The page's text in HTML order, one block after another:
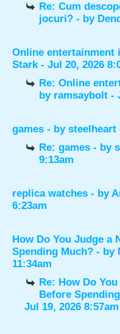
Re: Cum
jocuri? - by
Online entertainment
Stark- Jul 20, 2026
Re: Online
by ramsaybolt -
games - by steelheart
Re: games - by
9:13am
replica watches - by
6:23am
How Do You Judge a
Spending Much? - by
11:34am
Re: How Do
Before
Jul 19, 2026 8:57am